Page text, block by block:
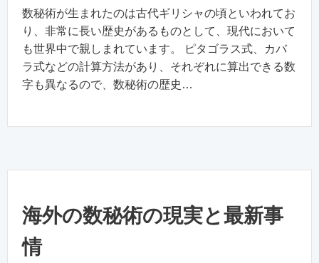
数秘術が生まれたのは古代ギリシャの頃といわれてお
り、非常に長い歴史があるものとして、現代において
も世界中で親しまれています。 ピタゴラス式、カバ
ラ式などの計算方法があり、それぞれに算出できる数
字も異なるので、数秘術の歴史…
海外の数秘術の現実と最新事
情